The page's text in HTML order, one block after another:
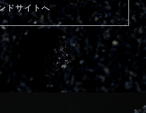
ドサイトへ